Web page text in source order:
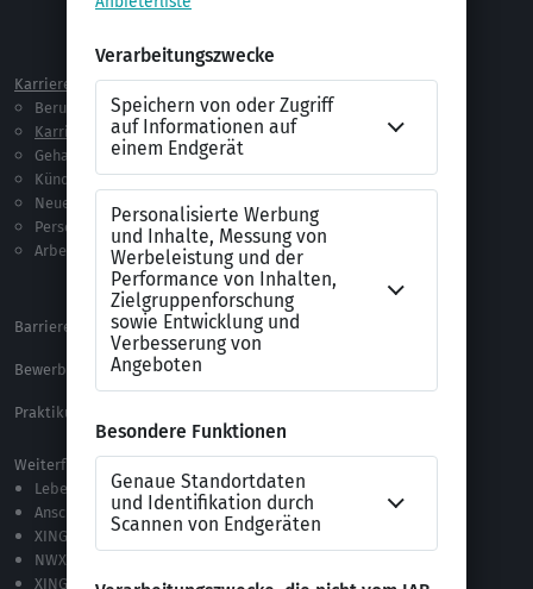
Karriere
Berufseinstieg
Karriere machen
Gehalt
Kündigung
Neue Arbeitswelt
Personalführung
Arbeitsrecht
Vorlagen & Tests
Anschreiben-Vorlagen
Lebenslauf-Vorlagen
Checklisten
Testverfahren
Alle Word-Dateien
Alle Downloads
Barrierefreiheitserklärung
XING Impressum
Bewerbungs-FAQ
Praktikum Online Marketing
Weiterführende Links
Lebenslauf-Editor
Anschreiben-Editor
XING Stellenmarkt
NWX – „Alles zur Zukunft der Arbeit“
XING Campus